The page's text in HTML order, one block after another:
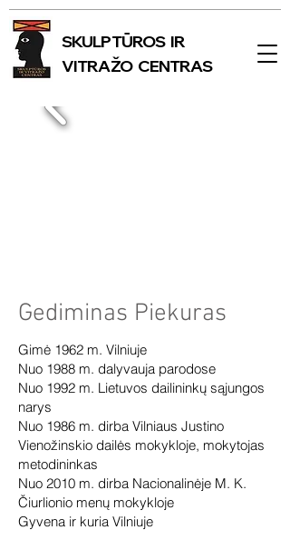
SKULPTŪROS IR
VITRAŽO CENTRAS
Gediminas Piekuras
Gimė 1962 m. Vilniuje
Nuo 1988 m. dalyvauja parodose
Nuo 1992 m. Lietuvos dailininkų sąjungos
narys
Nuo 1986 m. dirba Vilniaus Justino
Vienožinskio dailės mokykloje, mokytojas
metodininkas
Nuo 2010 m. dirba Nacionalinėje M. K.
Čiurlionio menų mokykloje
Gyvena ir kuria Vilniuje